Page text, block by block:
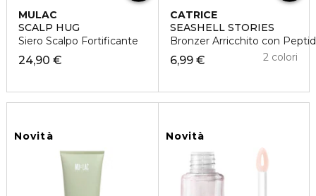
MULAC
SCALP HUG
Siero Scalpo Fortificante
24,90 €
CATRICE
SEASHELL STORIES
Bronzer Arricchito con
6,99 € 2 colori
Novità Novità